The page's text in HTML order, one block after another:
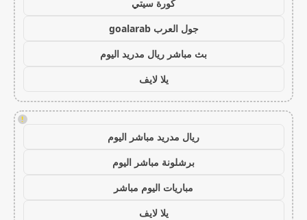
كورة سيتي
جول العرب goalarab
بث مباشر ريال مدريد اليوم
يلا لايف
!
ريال مدريد مباشر اليوم
برشلونة مباشر اليوم
مباريات اليوم مباشر
يلا لايف